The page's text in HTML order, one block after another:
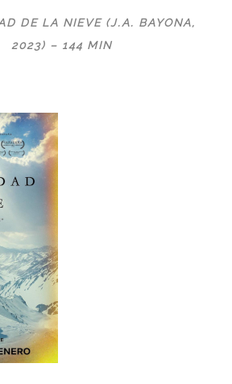
DE LA NIEVE (J.A. BAYONA,
2023) – 144 MIN